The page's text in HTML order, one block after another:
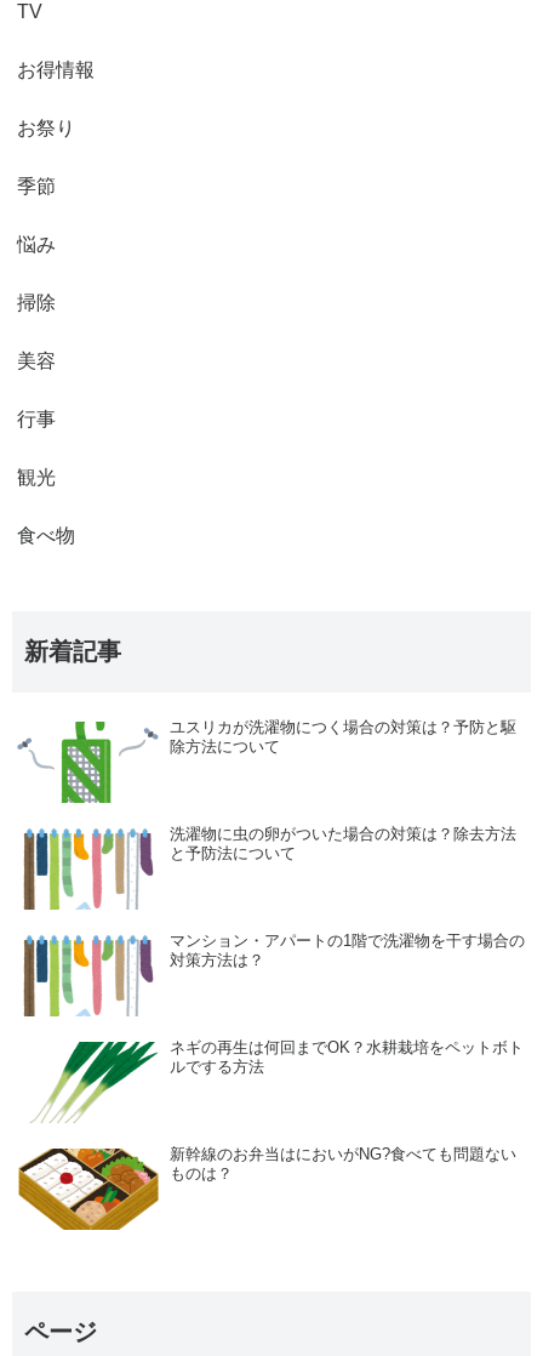
TV
お得情報
お祭り
季節
悩み
掃除
美容
行事
観光
食べ物
新着記事
ユスリカが洗濯物につく場合の対策は？予防と駆
除方法について
洗濯物に虫の卵がついた場合の対策は？除去方法
と予防法について
マンション・アパートの1階で洗濯物を干す場合の
対策方法は？
ネギの再生は何回までOK？水耕栽培をペットボト
ルでする方法
新幹線のお弁当はにおいがNG?食べても問題ない
ものは？
ページ